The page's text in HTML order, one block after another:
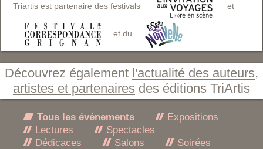
Triartis est partenaire des festivals et
et du
Découvrez également l'actualité des auteurs,
artistes et partenaires des éditions TriArtis
Tous les événements
Expositions
Lectures
Spectacles
Dédicaces
Salons
Soirées